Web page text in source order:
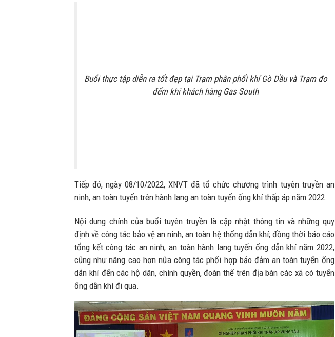
Buổi thực tập diễn ra tốt đẹp tại Trạm phân phối khí Gò Dầu và Trạm đo
đếm khí khách hàng Gas South
Tiếp đó, ngày 08/10/2022, XNVT đã tổ chức chương trình tuyên truyền an
ninh, an toàn tuyến trên hành lang an toàn tuyến ống khí thấp áp năm 2022.
Nội dung chính của buổi tuyên truyền là cập nhật thông tin và những quy
định về công tác bảo vệ an ninh, an toàn hệ thống dẫn khí; đồng thời báo cáo
tổng kết công tác an ninh, an toàn hành lang tuyến ống dẫn khí năm 2022,
cũng như nâng cao hơn nữa công tác phối hợp bảo đảm an toàn tuyến ống
dẫn khí đến các hộ dân, chính quyền, đoàn thể trên địa bàn các xã có tuyến
ống dẫn khí đi qua.